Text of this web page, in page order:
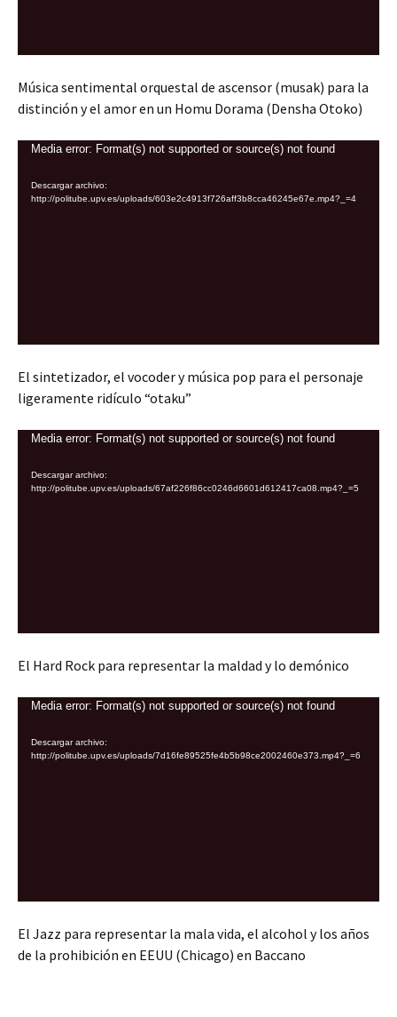
Música sentimental orquestal de ascensor (musak) para la
distinción y el amor en un Homu Dorama (Densha Otoko)
Reproductor
vídeo
Media error: Format(s) not supported or source(s) not found
Descargar archivo:
http://politube.upv.es/uploads/603e2c4913f726aff3b8cca46245e67e.mp4?_=4
El sintetizador, el vocoder y música pop para el personaje
ligeramente ridículo “otaku”
Reproductor
vídeo
Media error: Format(s) not supported or source(s) not found
Descargar archivo:
http://politube.upv.es/uploads/67af226f86cc0246d6601d612417ca08.mp4?_=5
El Hard Rock para representar la maldad y lo demónico
Reproductor
vídeo
Media error: Format(s) not supported or source(s) not found
Descargar archivo:
http://politube.upv.es/uploads/7d16fe89525fe4b5b98ce2002460e373.mp4?_=6
El Jazz para representar la mala vida, el alcohol y los años
de la prohibición en EEUU (Chicago) en Baccano